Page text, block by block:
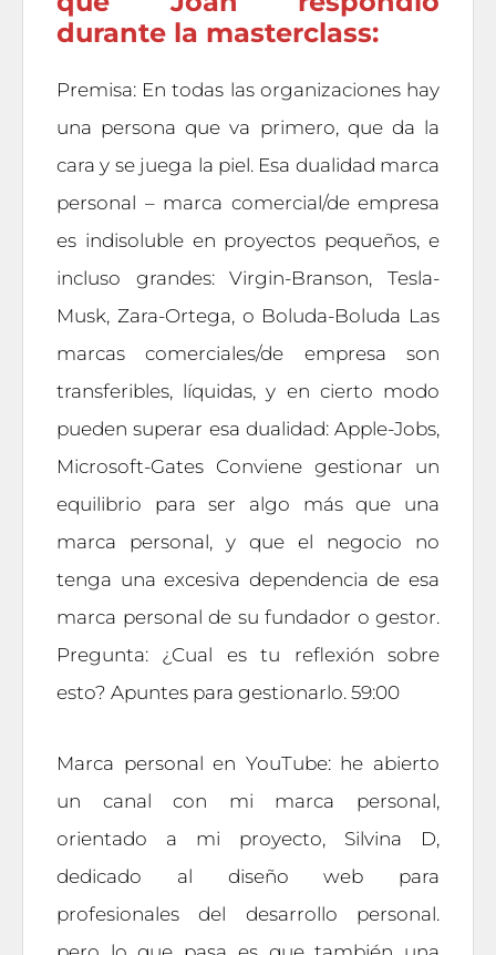
durante la masterclass:
Premisa: En todas las organizaciones hay
una persona que va primero, que da la
cara y se juega la piel. Esa dualidad marca
personal – marca comercial/de empresa
es indisoluble en proyectos pequeños, e
incluso grandes: Virgin-Branson, Tesla-
Musk, Zara-Ortega, o Boluda-Boluda Las
marcas comerciales/de empresa son
transferibles, líquidas, y en cierto modo
pueden superar esa dualidad: Apple-Jobs,
Microsoft-Gates Conviene gestionar un
equilibrio para ser algo más que una
marca personal, y que el negocio no
tenga una excesiva dependencia de esa
marca personal de su fundador o gestor.
Pregunta: ¿Cual es tu reflexión sobre
esto? Apuntes para gestionarlo. 59:00
Marca personal en YouTube: he abierto
un canal con mi marca personal,
orientado a mi proyecto, Silvina D,
dedicado al diseño web para
profesionales del desarrollo personal.